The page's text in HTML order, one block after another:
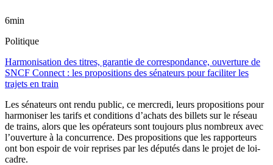
6min
Politique
Harmonisation des titres, garantie de correspondance, ouverture de
SNCF Connect : les propositions des sénateurs pour faciliter les
trajets en train
Les sénateurs ont rendu public, ce mercredi, leurs propositions pour
harmoniser les tarifs et conditions d’achats des billets sur le réseau
de trains, alors que les opérateurs sont toujours plus nombreux avec
l’ouverture à la concurrence. Des propositions que les rapporteurs
ont bon espoir de voir reprises par les députés dans le projet de loi-
cadre.